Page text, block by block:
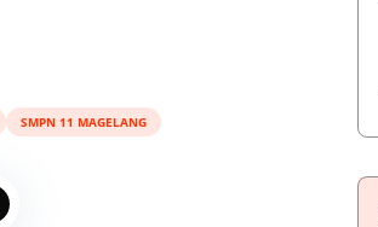
SMPN 11 MAGELANG